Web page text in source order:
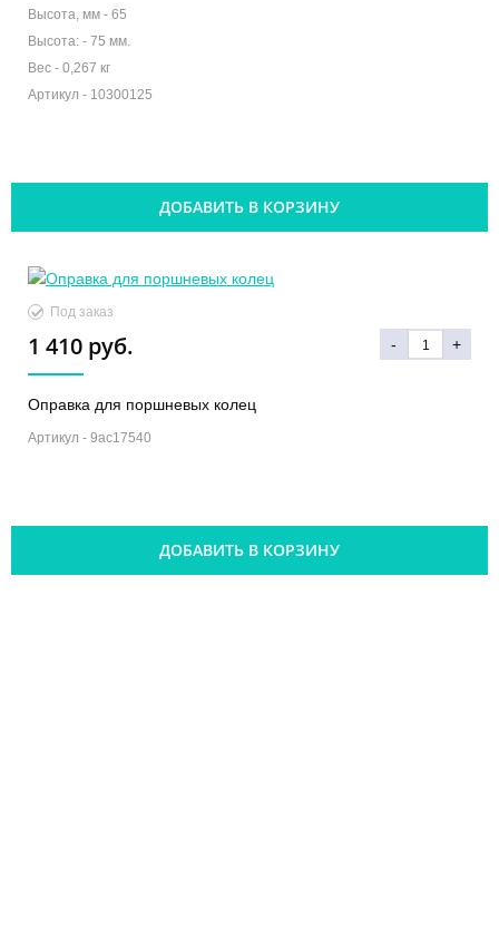
Высота, мм - 65
Высота: - 75 мм.
Вес - 0,267 кг
Артикул - 10300125
ДОБАВИТЬ В КОРЗИНУ
Под заказ
1 410 руб. - +
Оправка для поршневых колец
Артикул - 9ac17540
ДОБАВИТЬ В КОРЗИНУ